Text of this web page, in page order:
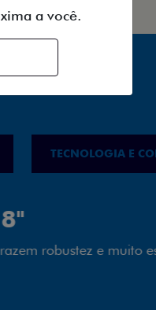
TECNOLOGIA E
FULL LED
dos faróis totalmente
a você.